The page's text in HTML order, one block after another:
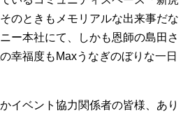
のときもメモリアルな出来事だな
ー本社にて、しかも恩師の島田さ
幸福度もMaxうなぎのぼりな一日
イベント協力関係者の皆様、あり